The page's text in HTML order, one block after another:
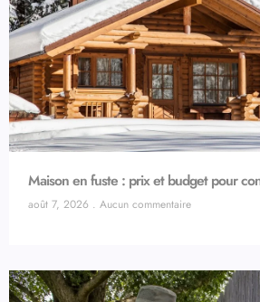
Maison en fuste : prix et budget pour
août 7, 2026 Aucun commentaire